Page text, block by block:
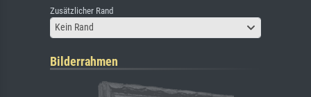
Zusätzlicher Rand
Kein Rand
Bilderrahmen